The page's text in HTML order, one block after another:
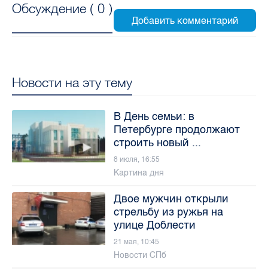
Обсуждение ( 0 )
Новости на эту тему
В День семьи: в
Петербурге продолжают
строить новый ...
8 июля, 16:55
Картина дня
Двое мужчин открыли
стрельбу из ружья на
улице Доблести
21 мая, 10:45
Новости СПб